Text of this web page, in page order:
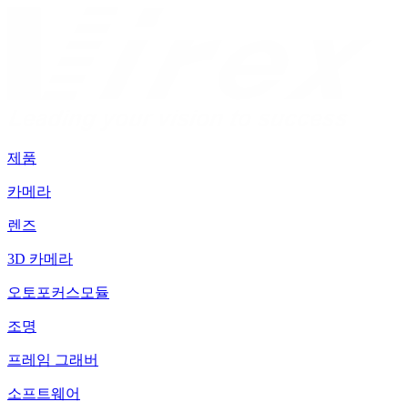
제품
카메라
렌즈
3D 카메라
오토포커스모듈
조명
프레임 그래버
소프트웨어